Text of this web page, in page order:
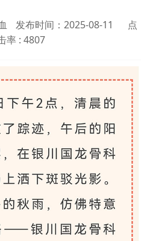
发布时间：2025-08-11
点
率 : 4807